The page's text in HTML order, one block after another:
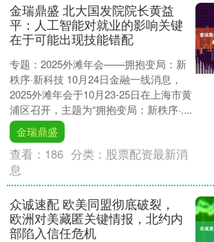
金瑞鼎盛 北大国发院院长黄益
平：人工智能对就业的影响关键
在于可能出现技能错配
专题：2025外滩年会——拥抱变局：新
秩序·新科技 10月24日金融一线消息，
2025外滩年会于10月23-25日在上海市黄
浦区召开，主题为“拥抱变局：新秩序·....
金瑞鼎盛
查看： 186 分类： 股票配资最新消
息
众诚速配 欧美同盟彻底破裂，
欧洲对美藏匿关键情报，北约内
部陷入信任危机